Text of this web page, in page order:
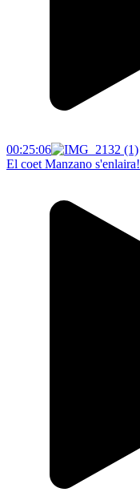
00:25:06
El coet Manzano s'enlaira!